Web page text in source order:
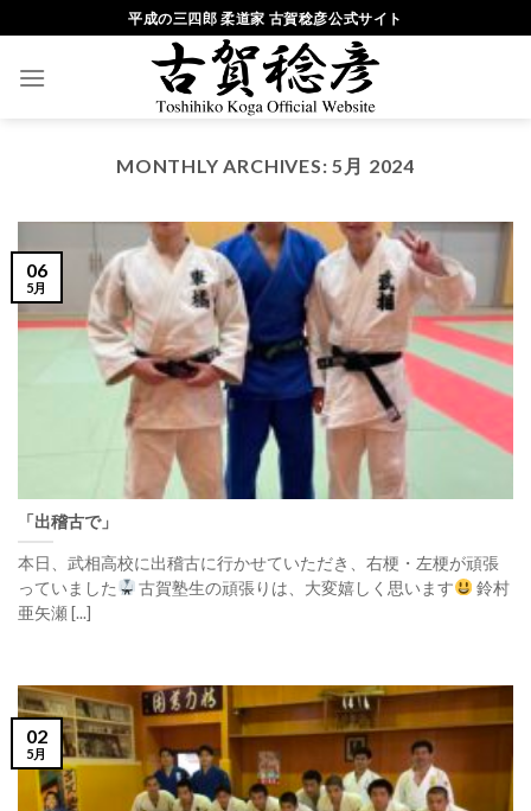
to
content
平成の三四郎 柔道家 古賀稔彦公式サイト
MONTHLY ARCHIVES:5月 2024
「出稽古で」
本日、武相高校に出稽古に行かせていただき、右梗・左梗が頑張
っていました
古賀塾生の頑張りは、大変嬉しく思います
鈴村
亜矢瀬 [...]
06
5月
02
5月